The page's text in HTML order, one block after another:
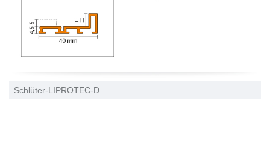
Schlüter-LIPROTEC-D